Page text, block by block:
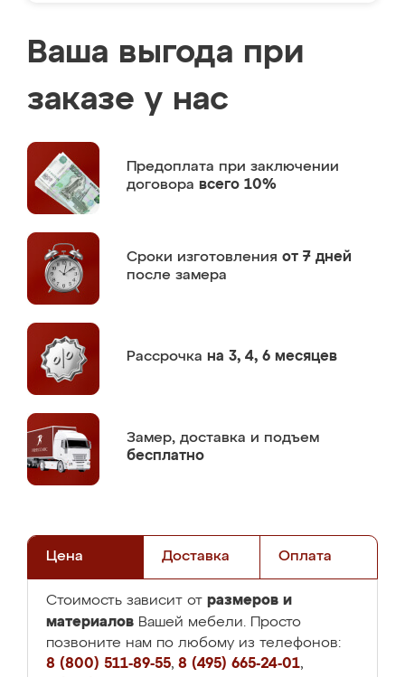
Ваша выгода при
заказе у нас
Предоплата при заключении
договора всего 10%
Сроки изготовления от 7 дней
после замера
Рассрочка на 3, 4, 6 месяцев
Замер, доставка и подъем
бесплатно
Цена Доставка Оплата
Стоимость зависит от размеров и
материалов Вашей мебели. Просто
позвоните нам по любому из телефонов:
8 (800) 511-89-55, 8 (495) 665-24-01,